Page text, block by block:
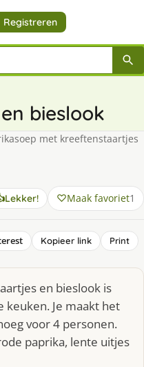
Registreren
bieslook
met kreeftenstaartjes
Lekker! Maak favoriet1
Kopieer link Print
en bieslook is
keuken. Je maakt het
voor 4 personen.
paprika, lente uitjes